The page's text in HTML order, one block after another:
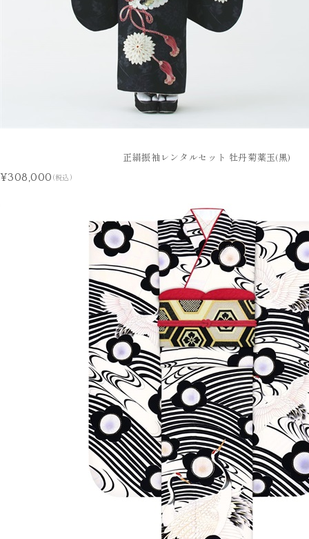
正絹振袖レンタルセット 牡丹菊薬玉(黒)
¥308,000 (税込)